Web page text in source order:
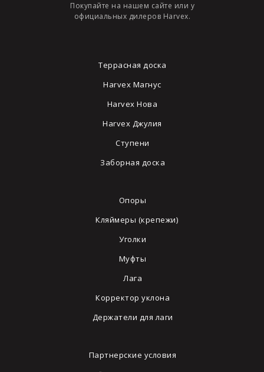
Партнерские условия
Террасная доска
Harvex Магнус
Harvex Нова
Harvex Джулия
Ступени
Заборная доска
Опоры
Кляймеры (крепежи)
Уголки
Муфты
Лага
Корректор уклона
Держатели для лаги
Покупайте на нашем сайте или у
официальных дилеров Harvex.